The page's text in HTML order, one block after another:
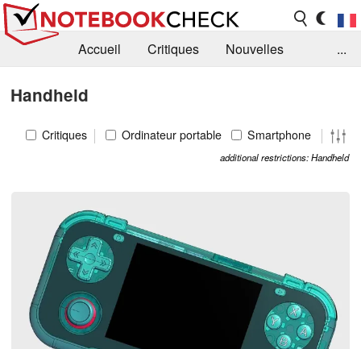
Accueil Critiques
Nouvelles
...
Handheld
Critiques Ordinateur portable Smartphone
additional restrictions: Handheld